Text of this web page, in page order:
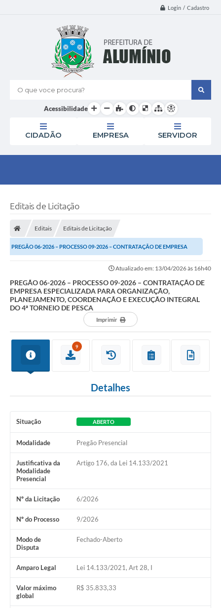
Login / Cadastro
O que voce procura?
Acessibilidade
CIDADÃO EMPRESA SERVIDOR
Editais de Licitação
Editais Editais de Licitação
PREGÃO 06-2026 – PROCESSO 09-2026 – CONTRATAÇÃO DE EMPRESA
ESPECIALIZADA PARA ORGANIZAÇÃO, PLANEJAMENTO,...
Atualizado em: 13/04/2026 às 16h40
PREGÃO 06-2026 – PROCESSO 09-2026 – CONTRATAÇÃO DE
EMPRESA ESPECIALIZADA PARA ORGANIZAÇÃO,
PLANEJAMENTO, COORDENAÇÃO E EXECUÇÃO INTEGRAL
DO 4ª TORNEIO DE PESCA
Imprimir
9
Detalhes
Situação ABERTO
Modalidade Pregão Presencial
Justificativa da
Modalidade
Presencial
Artigo 176, da Lei 14.133/2021
Nº da Licitação 6/2026
Nº do Processo 9/2026
Modo de
Disputa
Fechado-Aberto
Amparo Legal Lei 14.133/2021, Art 28, I
Valor máximo
global
R$ 35.833,33